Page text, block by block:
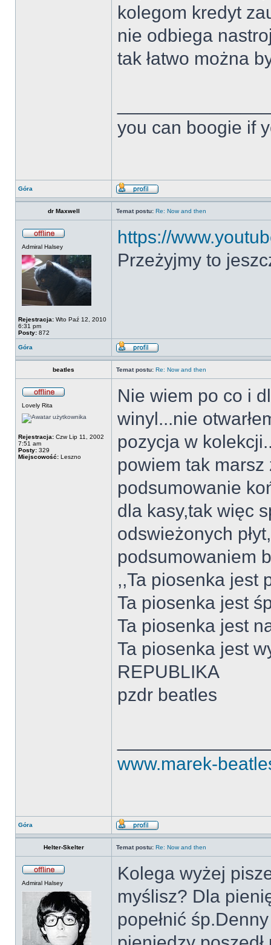
kolegom kredyt
nie odbiega
tak łatwo można
you can boogie if
Góra
dr Maxwell Temat postu: Re: Now and then
Admiral Halsey
Rejestracja: Wto Paź 12, 2010
6:31 pm
Posty: 872
https://
Przeżyjmy to
Góra
beatles Temat postu: Re: Now and then
Lovely Rita
Rejestracja: Czw Lip 11, 2002
7:51 am
Posty: 329
Miejscowość: Leszno
Nie wiem po co i
winyl...nie
pozycja w
powiem tak marsz
podsumowanie
dla kasy,tak więc
odswieżonych
podsumowaniem
,,Ta piosenka jest
Ta piosenka jest
Ta piosenka jest
Ta piosenka jest
REPUBLIKA
pzdr beatles
www.marek-
Góra
Helter-Skelter Temat postu: Re: Now and then
Admiral Halsey
Kolega wyżej
myślisz? Dla
popełnić